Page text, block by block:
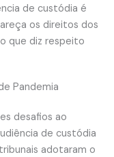
de custódia é
os direitos dos
que diz respeito
Pandemia
desafios ao
de custódia
adotaram o